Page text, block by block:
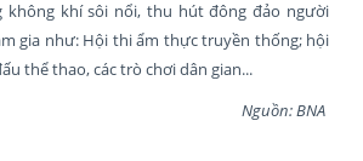
không khí sôi nổi, thu hút đông đảo người
gia như: Hội thi ẩm thực truyền thống; hội
thể thao, các trò chơi dân gian...
Nguồn: BNA